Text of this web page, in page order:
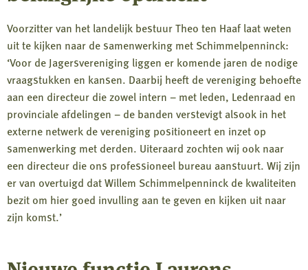
Voorzitter van het landelijk bestuur Theo ten Haaf laat weten
uit te kijken naar de samenwerking met Schimmelpenninck:
‘Voor de Jagersvereniging liggen er komende jaren de nodige
vraagstukken en kansen. Daarbij heeft de vereniging behoefte
aan een directeur die zowel intern – met leden, Ledenraad en
provinciale afdelingen – de banden verstevigt alsook in het
externe netwerk de vereniging positioneert en inzet op
samenwerking met derden. Uiteraard zochten wij ook naar
een directeur die ons professioneel bureau aanstuurt. Wij zijn
er van overtuigd dat Willem Schimmelpenninck de kwaliteiten
bezit om hier goed invulling aan te geven en kijken uit naar
zijn komst.’